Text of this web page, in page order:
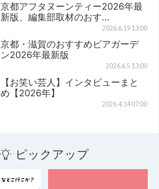
京都アフタヌーンティー2026年最
新版、編集部取材のおす…
2026.6.19 13:00
京都・滋賀のおすすめビアガーデ
ン2026年最新版
2026.6.5 13:00
【お笑い芸人】インタビューまと
め【2026年】
2026.4.14 07:00
ピックアップ